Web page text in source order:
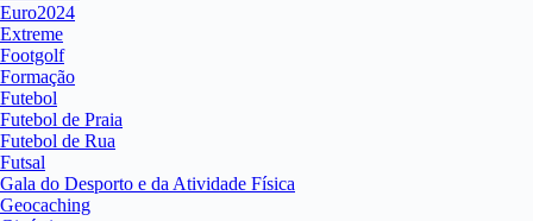
Euro2024
Extreme
Footgolf
Formação
Futebol
Futebol de Praia
Futebol de Rua
Futsal
Gala do Desporto e da Atividade Física
Geocaching